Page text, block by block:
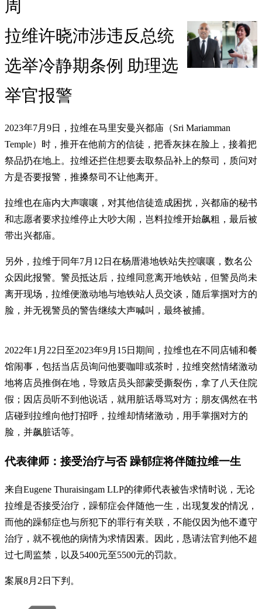
周
拉维许晓沛涉违反总统
选举冷静期条例 助理选
举官报警
2023年7月9日，拉维在马里安曼兴都庙（Sri Mariamman
Temple）时，推开在他前方的信徒，把香灰抹在脸上，接着把
祭品扔在地上。拉维还拦住想要去取祭品补上的祭司，质问对
方是否要报警，推搡祭司不让他离开。
拉维也在庙内大声嚷嚷，对其他信徒造成困扰，兴都庙的秘书
和志愿者要求拉维停止大吵大闹，岂料拉维开始飙粗，最后被
带出兴都庙。
另外，拉维于同年7月12日在杨厝港地铁站失控嚷嚷，数名公
众因此报警。警员抵达后，拉维同意离开地铁站，但警员尚未
离开现场，拉维便激动地与地铁站人员交谈，随后掌掴对方的
脸，并无视警员的警告继续大声喊叫，最终被捕。
2022年1月22日至2023年9月15日期间，拉维也在不同店铺和餐
馆闹事，包括当店员询问他要咖啡或茶时，拉维突然情绪激动
地将店员推倒在地，导致店员头部蒙受撕裂伤，拿了八天住院
假；因店员听不到他说话，就用脏话辱骂对方；朋友偶然在书
店碰到拉维向他打招呼，拉维却情绪激动，用手掌掴对方的
脸，并飙脏话等。
代表律师：接受治疗与否 躁郁症将伴随拉维一生
来自Eugene Thuraisingam LLP的律师代表被告求情时说，无论
拉维是否接受治疗，躁郁症会伴随他一生，出现复发的情况，
而他的躁郁症也与所犯下的罪行有关联，不能仅因为他不遵守
治疗，就不视他的病情为求情因素。因此，恳请法官判他不超
过七周监禁，以及5400元至5500元的罚款。
案展8月2日下判。